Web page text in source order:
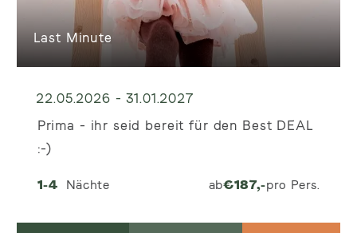
Last Minute
Prima - ihr seid bereit für den Best DEAL
:-)
1-4 Nächte ab€187,-pro Pers.
22.05.2026 - 31.01.2027